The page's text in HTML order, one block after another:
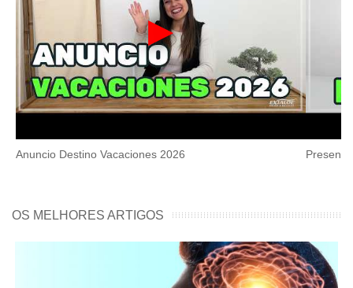
▶
Anuncio Destino Vacaciones 2026
OS MELHORES ARTIGOS